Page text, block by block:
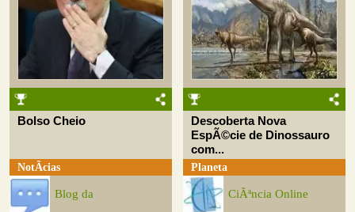
Bolso Cheio
NotÃ­cias
Blog da
Descoberta Nova
EspÃ©cie de Dinossauro
com...
Planeta
CiÃªncia Online